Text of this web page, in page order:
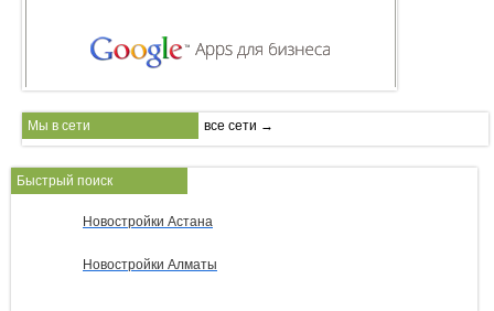
Мы в сети все сети →
Быстрый поиск
Новостройки Астана
Новостройки Алматы